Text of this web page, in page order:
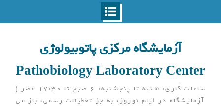
آزمایشگاه مرکزی پاتوبیولوژی
Pathobiology Laboratory Center
ساعات کاری: شنبه تا پنجشنبه: 6 صبح تا 17:30 عصر (
آزمایشگاه در ایام نوروز، به جز تعطیلات رسمی، باز می